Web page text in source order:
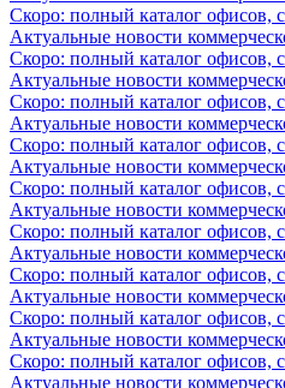
Скоро: полный каталог офисов,
Актуальные новости
Скоро: полный каталог офисов,
Актуальные новости
Скоро: полный каталог офисов,
Актуальные новости
Скоро: полный каталог офисов,
Актуальные новости
Скоро: полный каталог офисов,
Актуальные новости
Скоро: полный каталог офисов,
Актуальные новости
Скоро: полный каталог офисов,
Актуальные новости
Скоро: полный каталог офисов,
Актуальные новости
Скоро: полный каталог офисов,
Актуальные новости